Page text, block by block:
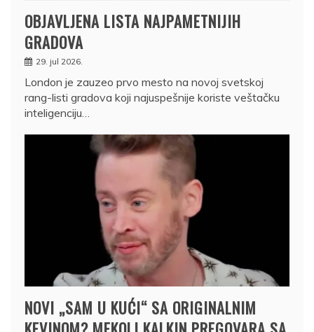
OBJAVLJENA LISTA NAJPAMETNIJIH
GRADOVA
29. jul 2026.
London je zauzeo prvo mesto na novoj svetskoj
rang-listi gradova koji najuspešnije koriste veštačku
inteligenciju…
NOVI „SAM U KUĆI“ SA ORIGINALNIM